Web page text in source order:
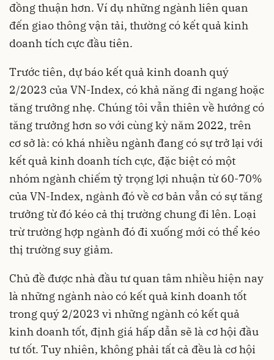
đồng thuận hơn. Ví dụ những ngành liên quan
đến giao thông vận tải, thường có kết quả kinh
doanh tích cực đầu tiên.
Trước tiên, dự báo kết quả kinh doanh quý
2/2023 của VN-Index, có khả năng đi ngang hoặc
tăng trưởng nhẹ. Chúng tôi vẫn thiên về hướng có
tăng trưởng hơn so với cùng kỳ năm 2022, trên
cơ sở là: có khá nhiều ngành đang có sự trở lại với
kết quả kinh doanh tích cực, đặc biệt có một
nhóm ngành chiếm tỷ trọng lợi nhuận từ 60-70%
của VN-Index, ngành đó về cơ bản vẫn có sự tăng
trưởng từ đó kéo cả thị trường chung đi lên. Loại
trừ trường hợp ngành đó đi xuống mới có thể kéo
thị trường suy giảm.
Chủ đề được nhà đầu tư quan tâm nhiều hiện nay
là những ngành nào có kết quả kinh doanh tốt
trong quý 2/2023 vì những ngành có kết quả
kinh doanh tốt, định giá hấp dẫn sẽ là cơ hội đầu
tư tốt. Tuy nhiên, không phải tất cả đều là cơ hội